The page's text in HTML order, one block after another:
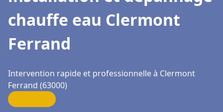
chauffe eau Clermont
Ferrand
Intervention rapide et professionnelle à Clermont
Ferrand (63000)